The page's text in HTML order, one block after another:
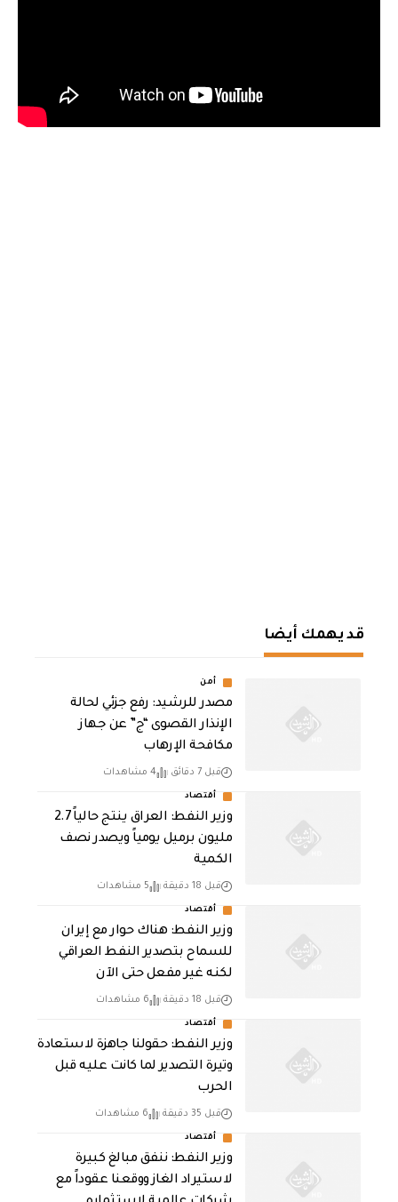
قد يهمك أيضا
أمن
مصدر للرشيد: رفع جزئي لحالة
الإنذار القصوى “ج” عن جهاز
مكافحة الإرهاب
قبل 7 دقائق 4 مشاهدات
أقتصاد
وزير النفط: العراق ينتج حالياً 2.7
مليون برميل يومياً ويصدر نصف
الكمية
قبل 18 دقيقة 5 مشاهدات
أقتصاد
وزير النفط: هناك حوار مع إيران
للسماح بتصدير النفط العراقي
لكنه غير مفعل حتى الآن
قبل 18 دقيقة 6 مشاهدات
أقتصاد
وزير النفط: حقولنا جاهزة لاستعادة
وتيرة التصدير لما كانت عليه قبل
الحرب
قبل 35 دقيقة 6 مشاهدات
أقتصاد
وزير النفط: ننفق مبالغ كبيرة
لاستيراد الغاز ووقعنا عقوداً مع